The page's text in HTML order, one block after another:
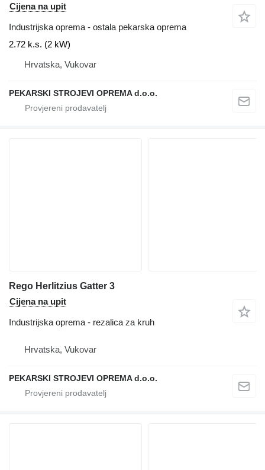
Cijena na upit
Industrijska oprema - ostala pekarska oprema
2.72 k.s. (2 kW)
Hrvatska, Vukovar
PEKARSKI STROJEVI OPREMA d.o.o.
Rego Herlitzius Gatter 3
Cijena na upit
Industrijska oprema - rezalica za kruh
Hrvatska, Vukovar
PEKARSKI STROJEVI OPREMA d.o.o.